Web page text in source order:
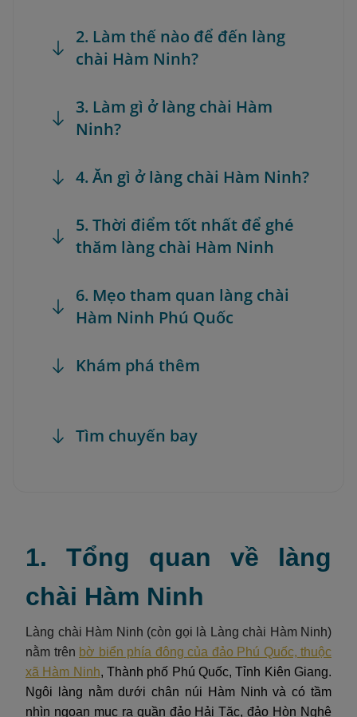
2. Làm thế nào để đến làng
chài Hàm Ninh?
3. Làm gì ở làng chài Hàm
Ninh?
4. Ăn gì ở làng chài Hàm Ninh?
5. Thời điểm tốt nhất để ghé
thăm làng chài Hàm Ninh
6. Mẹo tham quan làng chài
Hàm Ninh Phú Quốc
Khám phá thêm
Tìm chuyến bay
1. Tổng quan về làng
chài Hàm Ninh
Làng chài Hàm Ninh (còn gọi là Làng chài Hàm Ninh)
nằm trên bờ biển phía đông của đảo Phú Quốc, thuộc
xã Hàm Ninh, Thành phố Phú Quốc, Tỉnh Kiên Giang.
Ngôi làng nằm dưới chân núi Hàm Ninh và có tầm
nhìn ngoạn mục ra quần đảo Hải Tặc, đảo Hòn Nghệ